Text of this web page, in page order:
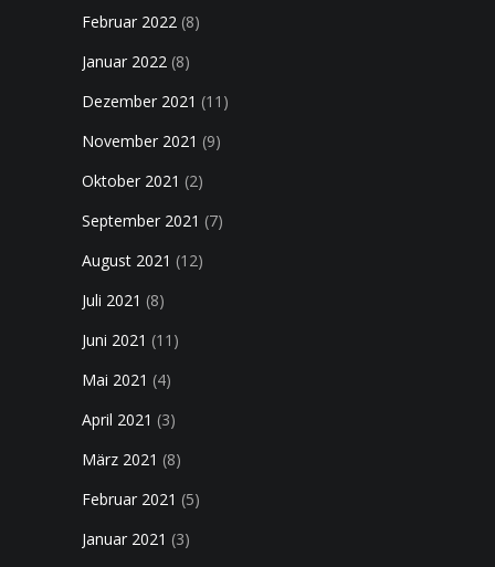
Februar 2022 (8)
Januar 2022 (8)
Dezember 2021 (11)
November 2021 (9)
Oktober 2021 (2)
September 2021 (7)
August 2021 (12)
Juli 2021 (8)
Juni 2021 (11)
Mai 2021 (4)
April 2021 (3)
März 2021 (8)
Februar 2021 (5)
Januar 2021 (3)